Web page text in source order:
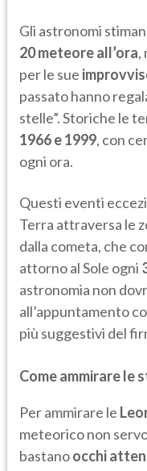
Gli astronomi
20 meteore all’ora,
per le sue
passato hanno
stelle”. Storiche le
1966 e 1999, con
ogni ora.
Questi eventi
Terra attraversa le
dalla cometa, che
attorno al Sole ogni
astronomia non
all’appuntamento
più suggestivi del
Come ammirare le
Per ammirare le
meteorico non
bastanoocchi